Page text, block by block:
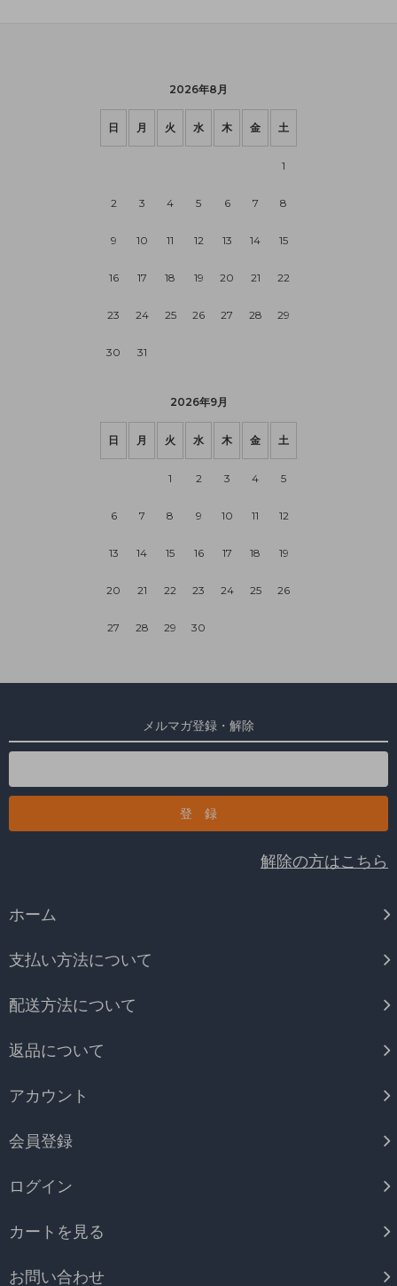
2026年8月
日 月 火 水 木 金 土
1
2 3 4 5 6 7 8
9 10 11 12 13 14 15
16 17 18 19 20 21 22
23 24 25 26 27 28 29
30 31
2026年9月
日 月 火 水 木 金 土
1 2 3 4 5
6 7 8 9 10 11 12
13 14 15 16 17 18 19
20 21 22 23 24 25 26
27 28 29 30
メルマガ登録・解除
解除の方はこちら
ホーム
支払い方法について
配送方法について
返品について
アカウント
会員登録
ログイン
カートを見る
お問い合わせ